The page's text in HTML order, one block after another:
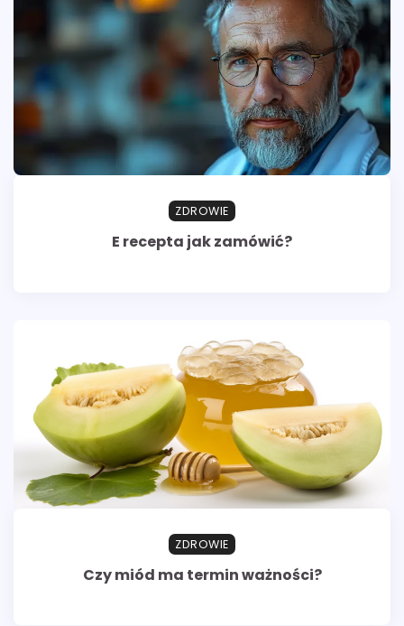
ZDROWIE
E recepta jak zamówić?
ZDROWIE
Czy miód ma termin ważności?